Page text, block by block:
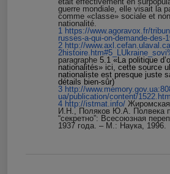
guerre mondiale, elle visait la
comme «classe» sociale et
nationalité.
1 https://www.agoravox.fr/
russes-a-qui-on-demande-des-
2 http://www.axl.cefan.ulaval.
2histoire.
paragraphe 5.1 «La politique
nationalités» ici, cette source
nationaliste est presque juste
détails bien-sûr)
3 http://
ua/publication/content/1522. htm
4 http://istmat.info/
И.Н., Поляков Ю.А. Полвека
“секретно”: Всесоюзная
1937 года. – М.: Наука, 1996.